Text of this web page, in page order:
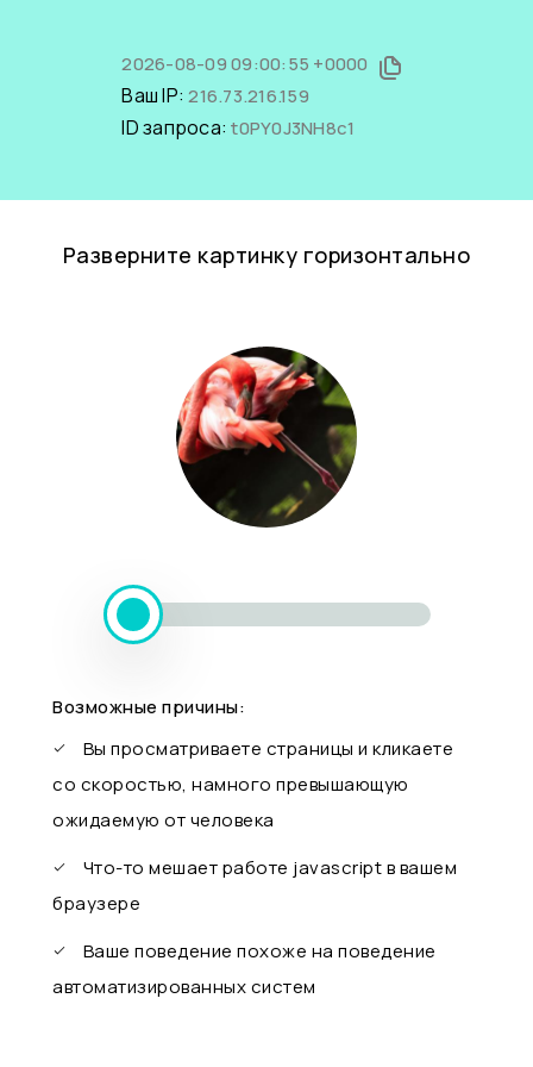
2026-08-09 09:00:55 +0000
Ваш IP:216.73.216.159
ID запроса:t0PY0J3NH8c1
Разверните картинку горизонтально
Возможные причины:
Вы просматриваете страницы и кликаете
со скоростью, намного превышающую
ожидаемую от человека
Что-то мешает работе javascript в вашем
браузере
Ваше поведение похоже на поведение
автоматизированных систем